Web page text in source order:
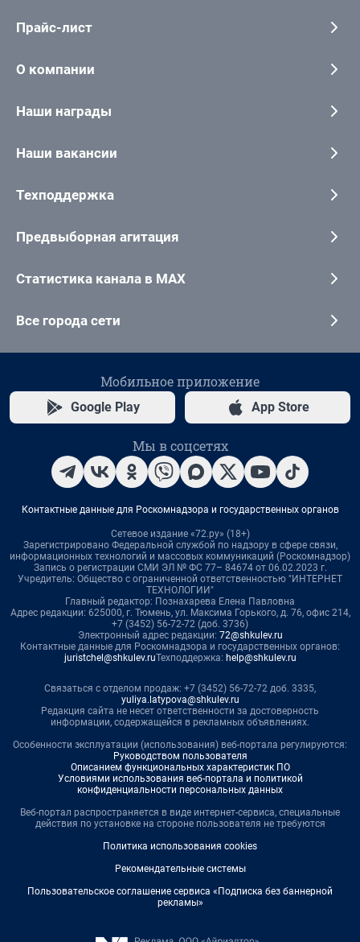
Прайс-лист
О компании
Наши награды
Наши вакансии
Техподдержка
Предвыборная агитация
Статистика канала в MAX
Все города сети
Мобильное приложение
Google Play App Store
Мы в соцсетях
Контактные данные для Роскомнадзора и государственных органов
Сетевое издание «72.ру» (18+)
Зарегистрировано Федеральной службой по надзору в сфере связи,
информационных технологий и массовых коммуникаций (Роскомнадзор)
Запись о регистрации СМИ ЭЛ № ФС 77– 84674 от 06.02.2023 г.
Учредитель: Общество с ограниченной ответственностью "ИНТЕРНЕТ
ТЕХНОЛОГИИ"
Главный редактор: Познахарева Елена Павловна
Адрес редакции: 625000, г. Тюмень, ул. Максима Горького, д. 76, офис 214,
+7 (3452) 56-72-72 (доб. 3736)
Электронный адрес редакции: 72@shkulev.ru
Контактные данные для Роскомнадзора и государственных органов:
juristchel@shkulev.ruТехподдержка: help@shkulev.ru
Связаться с отделом продаж: +7 (3452) 56-72-72 доб. 3335,
yuliya.latypova@shkulev.ru
Редакция сайта не несет ответственности за достоверность
информации, содержащейся в рекламных объявлениях.
Особенности эксплуатации (использования) веб-портала регулируются:
Руководством пользователя
Описанием функциональных характеристик ПО
Условиями использования веб-портала и политикой
конфиденциальности персональных данных
Веб-портал распространяется в виде интернет-сервиса, специальные
действия по установке на стороне пользователя не требуются
Политика использования cookies
Рекомендательные системы
Пользовательское соглашение сервиса «Подписка без баннерной
рекламы»